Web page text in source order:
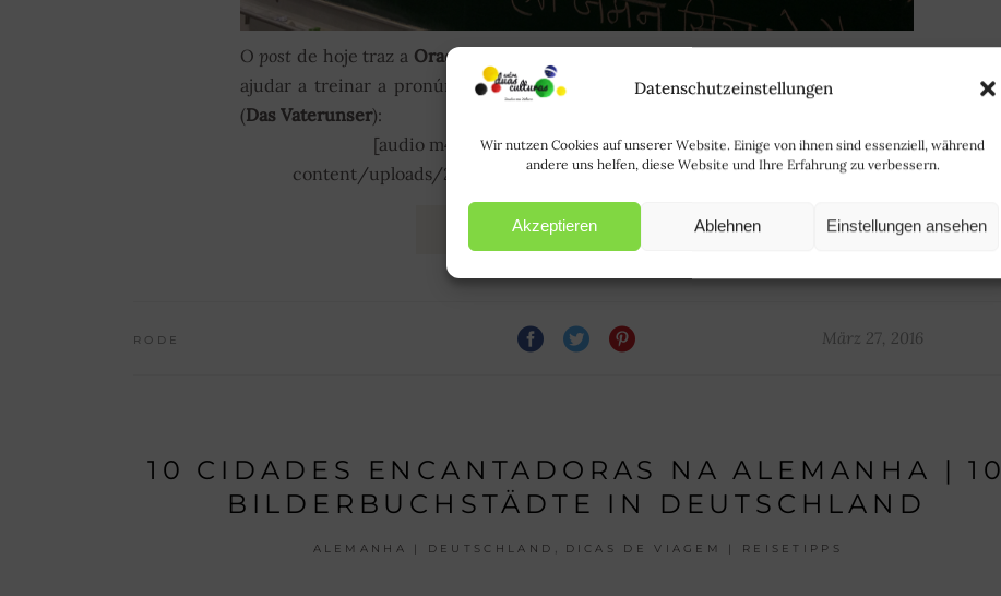
Datenschutzeinstellungen
Wir nutzen Cookies auf unserer Website. Einige von ihnen sind essenziell, während
andere uns helfen, diese Website und Ihre Erfahrung zu verbessern.
Akzeptieren Ablehnen Einstellungen ansehen
Opost de hoje traz a Oração do Pai Nosso
ajudar a treinar a pronúncia:) Clique no
e acompanhe lendo o texto abaixo
(Das Vaterunser):
[audio m4a="https://entre-duas-culturas.de/wp-
content/uploads/2016/03/Unser-Vater-Im-Himmel-1.m4a"][/audio]
LER MAIS | WEITERLESEN
RODE März 27, 2016
10 CIDADES ENCANTADORAS NA ALEMANHA | 10
BILDERBUCHSTÄDTE IN DEUTSCHLAND
ALEMANHA | DEUTSCHLAND , DICAS DE VIAGEM | REISETIPPS